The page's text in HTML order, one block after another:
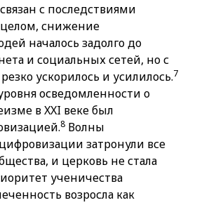
с последствиями
снижение
началось задолго до
и социальных сетей, но с
ускорилось и усилилось.7
осведомленности о
в XXI веке был
8 Волны
затронули все
и церковь не стала
ученичества
возросла как